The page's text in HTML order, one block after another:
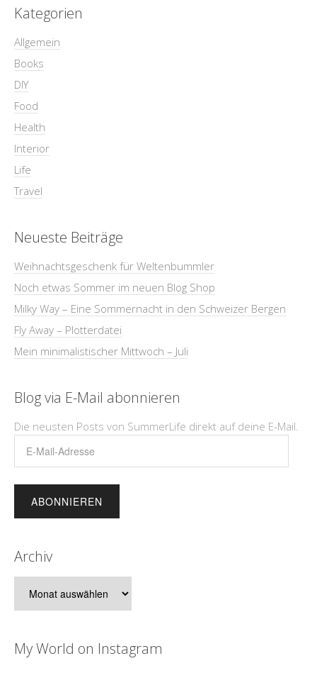
Kategorien
Allgemein
Books
DIY
Food
Health
Interior
Life
Travel
Neueste Beiträge
Weihnachtsgeschenk für Weltenbummler
Noch etwas Sommer im neuen Blog Shop
Milky Way – Eine Sommernacht in den Schweizer Bergen
Fly Away – Plotterdatei
Mein minimalistischer Mittwoch – Juli
Blog via E-Mail abonnieren
Die neusten Posts von SummerLife direkt auf deine E-Mail.
Archiv
My World on Instagram